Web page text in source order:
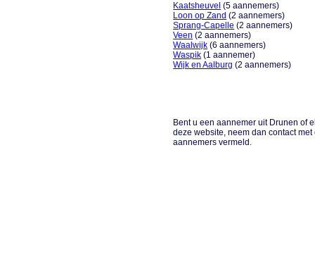
Kaatsheuvel (5 aannemers)
Loon op Zand (2 aannemers)
Sprang-Capelle (2 aannemers)
Veen (2 aannemers)
Waalwijk (6 aannemers)
Waspik (1 aannemer)
Wijk en Aalburg (2 aannemers)
Bent u een aannemer uit Drunen of
deze website, neem dan contact
aannemers vermeld.